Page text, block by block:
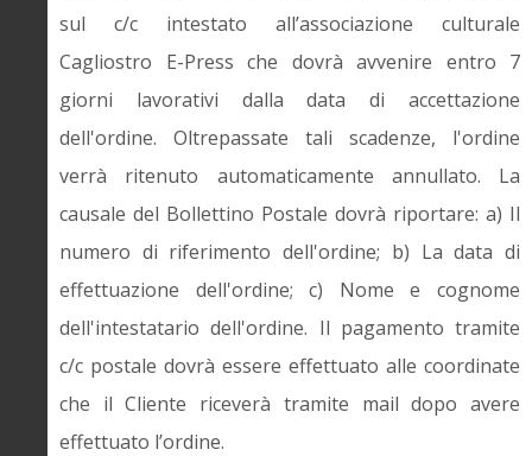
sul c/c intestato all’associazione culturale
Cagliostro E-Press che dovrà avvenire entro 7
giorni lavorativi dalla data di accettazione
dell'ordine. Oltrepassate tali scadenze, l'ordine
verrà ritenuto automaticamente annullato. La
causale del Bollettino Postale dovrà riportare: a) Il
numero di riferimento dell'ordine; b) La data di
effettuazione dell'ordine; c) Nome e cognome
dell'intestatario dell'ordine. Il pagamento tramite
c/c postale dovrà essere effettuato alle coordinate
che il Cliente riceverà tramite mail dopo avere
effettuato l’ordine.